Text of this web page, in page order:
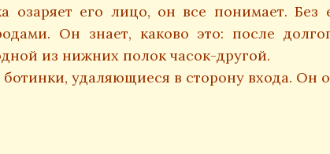
его лицо, он все понимает. Без
Он знает, каково это: после
из нижних полок часок-другой.
удаляющиеся в сторону входа. Он